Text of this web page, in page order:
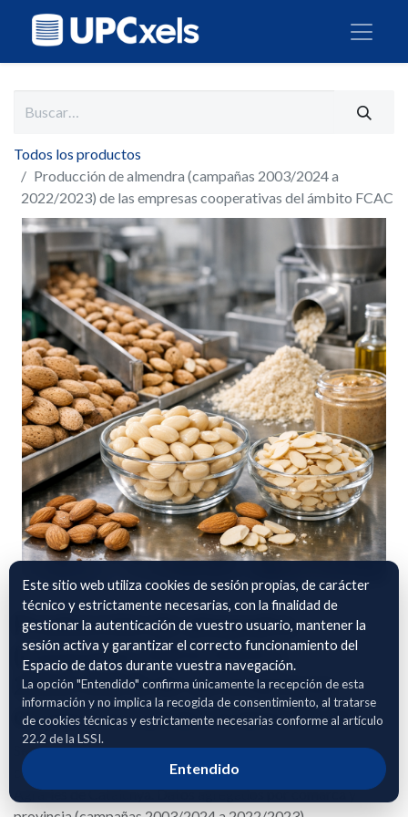
Todos los productos
Producción de almendra (campañas 2003/2024 a
2022/2023) de las empresas cooperativas del ámbito FCAC
Producción de almendra
(campañas 2003/2024 a
2022/2023) de las empresas
cooperativas del ámbito FCAC
Serie histórica de la producción de almendra de las empresas
cooperativas del ámbito de Federació de Cooperatives
Agràries de Catalunya. Datos agregados por comarca y
Este sitio web utiliza cookies de sesión propias, de carácter
técnico y estrictamente necesarias, con la finalidad de
gestionar la autenticación de vuestro usuario, mantener la
sesión activa y garantizar el correcto funcionamiento del
Espacio de datos durante vuestra navegación.
La opción "Entendido" confirma únicamente la recepción de esta
información y no implica la recogida de consentimiento, al tratarse
de cookies técnicas y estrictamente necesarias conforme al artículo
22.2 de la LSSI.
Entendido